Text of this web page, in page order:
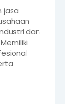
jasa
dan